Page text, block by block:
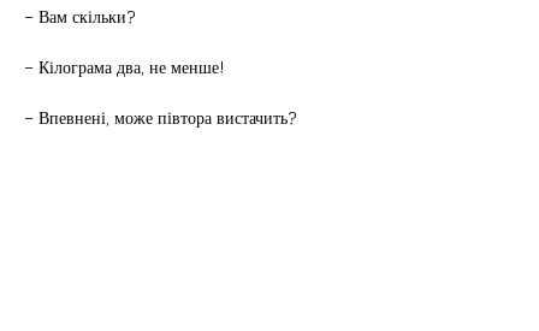
– Вам скільки?
– Кілограма два, не менше!
– Впевнені, може півтора вистачить?